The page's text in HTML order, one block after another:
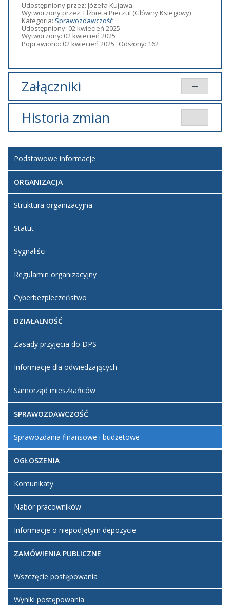
Udostępniony przez: Józefa Kujawa
Wytworzony przez: Elżbieta Pieczul (Główny Ksiegowy)
Kategoria: Sprawozdawczość
Udostępniony: 02 kwiecień 2025
Wytworzony: 02 kwiecień 2025
Poprawiono: 02 kwiecień 2025 Odsłony: 162
Załączniki
Tytuł Typ
Dodany
przez
2023 r.
KB
Kujawa
Rb 28 III kwartał
2023r
pdf
86.94
Józefa
Historia zmian
Artykuł
został
utworzony.
Dodane
załączniki
2023 r.
Rb 28 III
kwartał
2023r
środa, 02
kwiecień
Kujawa
Podstawowe informacje
ORGANIZACJA
Struktura organizacyjna
Statut
Sygnaliści
Regulamin organizacyjny
Cyberbezpieczeństwo
DZIAŁALNOŚĆ
Zasady przyjęcia do DPS
Informacje dla odwiedzających
Samorząd mieszkańców
SPRAWOZDAWCZOŚĆ
Sprawozdania finansowe i budżetowe
OGŁOSZENIA
Komunikaty
Nabór pracowników
Informacje o niepodjętym depozycie
ZAMÓWIENIA PUBLICZNE
Wszczęcie postępowania
Wyniki postępowania